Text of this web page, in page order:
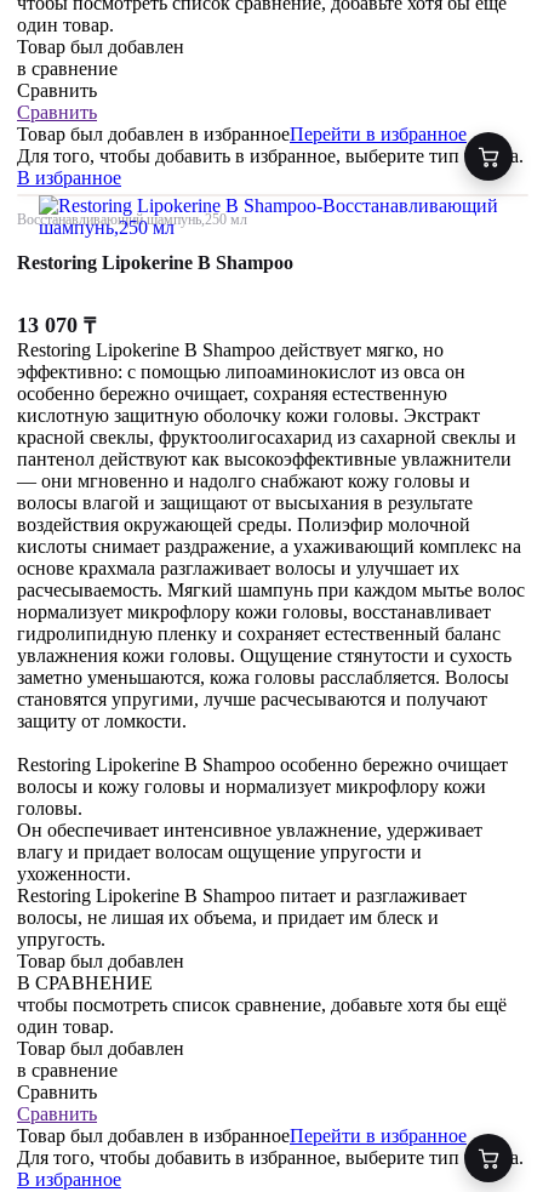
один товар.
Товар был добавлен
в сравнение
Сравнить
Сравнить
Товар был добавлен в избранноеПерейти в избранное
Для того, чтобы добавить в избранное, выберите тип товара.
В избранное
Восстанавливающий шампунь,250 мл
Restoring Lipokerine B Shampoo
13 070 ₸
Restoring Lipokerine B Shampoo действует мягко, но
эффективно: с помощью липоаминокислот из овса он
особенно бережно очищает, сохраняя естественную
кислотную защитную оболочку кожи головы. Экстракт
красной свеклы, фруктоолигосахарид из сахарной свеклы и
пантенол действуют как высокоэффективные увлажнители
— они мгновенно и надолго снабжают кожу головы и
волосы влагой и защищают от высыхания в результате
воздействия окружающей среды. Полиэфир молочной
кислоты снимает раздражение, а ухаживающий комплекс на
основе крахмала разглаживает волосы и улучшает их
расчесываемость. Мягкий шампунь при каждом мытье волос
нормализует микрофлору кожи головы, восстанавливает
гидролипидную пленку и сохраняет естественный баланс
увлажнения кожи головы. Ощущение стянутости и сухость
заметно уменьшаются, кожа головы расслабляется. Волосы
становятся упругими, лучше расчесываются и получают
защиту от ломкости.
Restoring Lipokerine B Shampoo особенно бережно очищает
волосы и кожу головы и нормализует микрофлору кожи
головы.
Он обеспечивает интенсивное увлажнение, удерживает
влагу и придает волосам ощущение упругости и
ухоженности.
Restoring Lipokerine B Shampoo питает и разглаживает
волосы, не лишая их объема, и придает им блеск и
упругость.
Товар был добавлен
В СРАВНЕНИЕ
чтобы посмотреть список сравнение, добавьте хотя бы ещё
один товар.
Товар был добавлен
в сравнение
Сравнить
Сравнить
Товар был добавлен в избранноеПерейти в избранное
Для того, чтобы добавить в избранное, выберите тип товара.
В избранное